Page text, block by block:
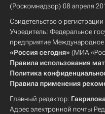
(Роскомнадзор) 08 апреля
Свидетельство о
Учредитель: Федеральное
предприятие
«Россия сегодня» (МИА
Правила использования
Политика
Правила применения
Главный редактор:
Адрес электронной почты